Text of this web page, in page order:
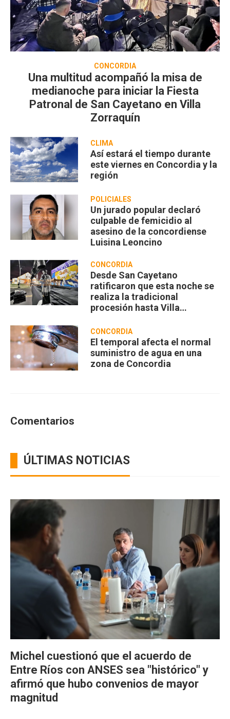
CONCORDIA
Una multitud acompañó la misa de
medianoche para iniciar la Fiesta
Patronal de San Cayetano en Villa
Zorraquín
CLIMA
Así estará el tiempo durante
este viernes en Concordia y la
región
POLICIALES
Un jurado popular declaró
culpable de femicidio al
asesino de la concordiense
Luisina Leoncino
CONCORDIA
Desde San Cayetano
ratificaron que esta noche se
realiza la tradicional
procesión hasta Villa
CONCORDIA
El temporal afecta el normal
suministro de agua en una
zona de Concordia
Comentarios
ÚLTIMAS NOTICIAS
Michel cuestionó que el acuerdo de
Entre Ríos con ANSES sea "histórico" y
afirmó que hubo convenios de mayor
magnitud